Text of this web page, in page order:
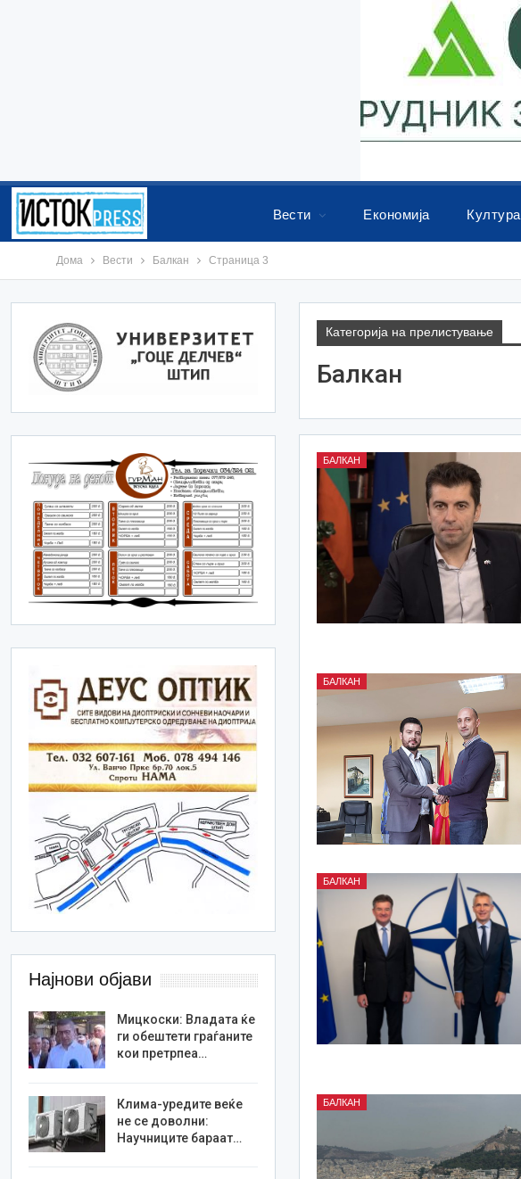
Вести Економија Култура
Дома Вести Балкан Страница 3
Категорија на прелистување
Балкан
БАЛКАН
БАЛКАН
БАЛКАН
БАЛКАН
Најнови објави
Мицкоски: Владата ќе
ги обештети граѓаните
кои претрпеа…
Клима-уредите веќе
не се доволни:
Научниците бараат…